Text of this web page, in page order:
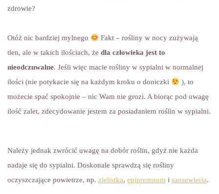
zdrowie?
Otóż nic bardziej mylnego
Fakt – rośliny w nocy zużywają
tlen, ale w takich ilościach, że dla człowieka jest to
nieodczuwalne. Jeśli więc macie rośliny w sypialni w normalnej
ilości (nie potykacie się na każdym kroku o doniczki
), to
możecie spać spokojnie – nic Wam nie grozi. A biorąc pod uwagę
ilość zalet, zdecydowanie jestem za posiadaniem roślin w sypialni.
Należy jednak zwrócić uwagę na dobór roślin, gdyż nie każda
nadaje się do sypialni. Doskonale sprawdzą się rośliny
oczyszczające powietrze, np. zielistka, epipremnum i sansewieria.